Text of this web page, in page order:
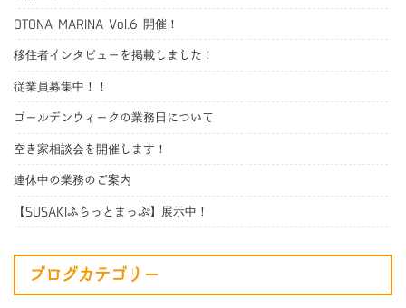
OTONA MARINA Vol.6 開催！
移住者インタビューを掲載しました！
従業員募集中！！
ゴールデンウィークの業務日について
空き家相談会を開催します！
連休中の業務のご案内
【SUSAKIふらっとまっぷ】展示中！
ブログカテゴリー